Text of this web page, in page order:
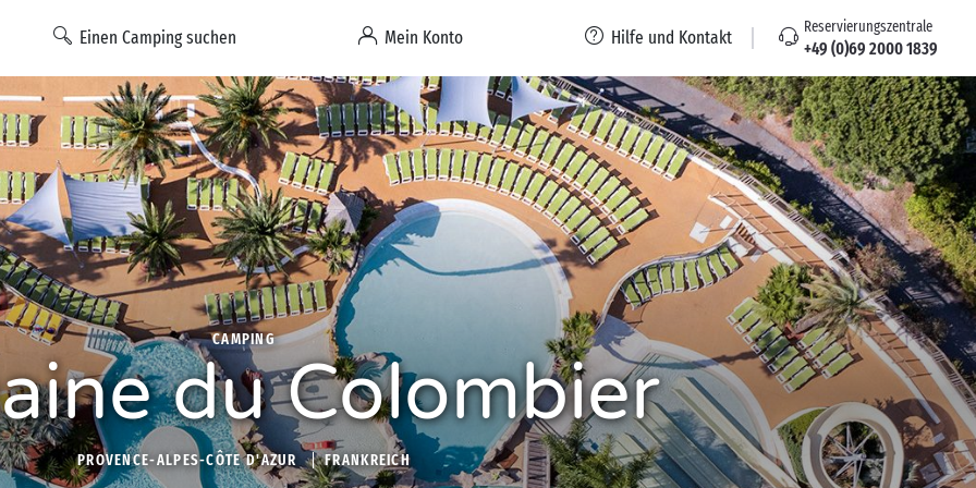
Einen Camping suchen Mein Konto Hilfe und Kontakt Reservierungszentrale
+49 (0)69 2000 1839
CAMPING
du Colombier
PROVENCE-ALPES-CÔTE D'AZUR FRANKREICH